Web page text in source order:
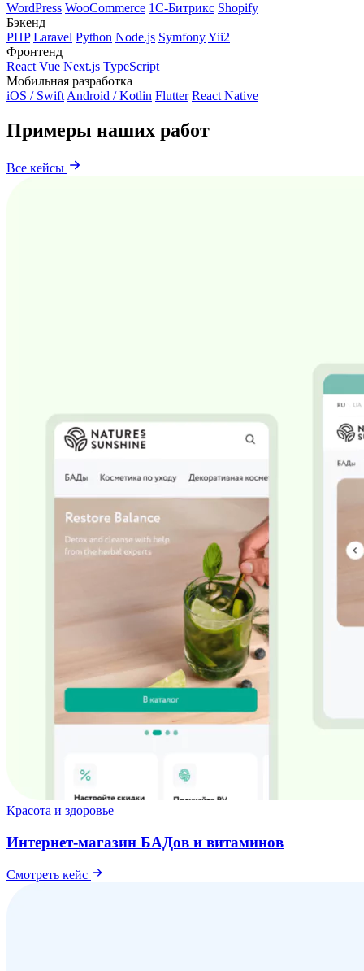
WordPress WooCommerce 1С-Битрикс Shopify
Бэкенд
PHP Laravel Python Node.js SymfonyYii2
Фронтенд
React Vue Next.js TypeScript
Мобильная разработка
iOS / Swift Android / Kotlin Flutter React Native
Примеры наших работ
Все кейсы
Красота и здоровье
Интернет-магазин БАДов и витаминов
Смотреть кейс